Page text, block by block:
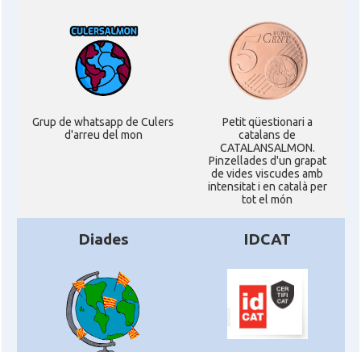
Grup de whatsapp de Culers
d'arreu del mon
Petit qüestionari a
catalans de
CATALANSALMON.
Pinzellades d'un grapat
de vides viscudes amb
intensitat i en català per
tot el món
Diades IDCAT